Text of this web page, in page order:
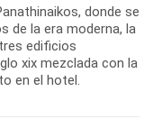
donde se
de la era moderna, la
edificios
xix mezclada con la
en el hotel.